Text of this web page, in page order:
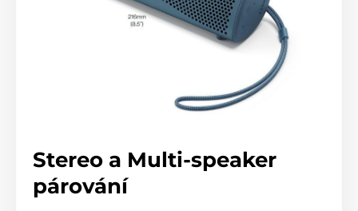
Stereo a Multi-speaker
párování